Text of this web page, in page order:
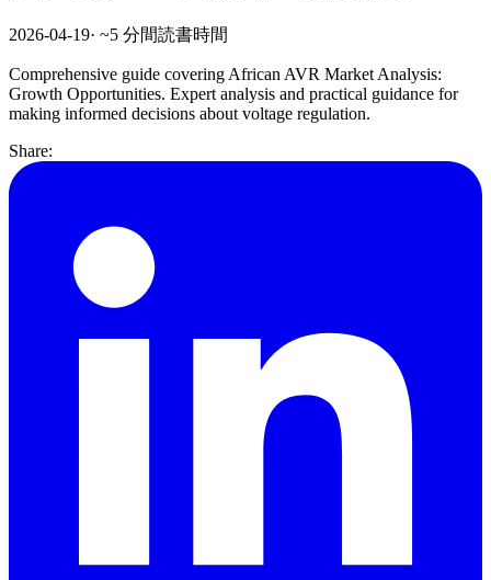
2026-04-19· ~5 分間読書時間
Comprehensive guide covering African AVR Market Analysis:
Growth Opportunities. Expert analysis and practical guidance for
making informed decisions about voltage regulation.
Share: